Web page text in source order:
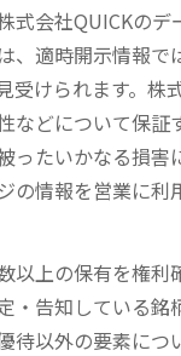
式会社QUICKの
、適時開示情報
受けられます。
などについて保証
ったいかなる損
の情報を営業に
以上の保有を権
・告知している銘
待以外の要素につ